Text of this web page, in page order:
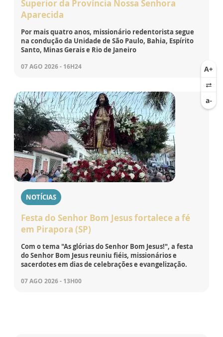
Superior da Província Nossa Senhora
Aparecida
Por mais quatro anos, missionário redentorista segue
na condução da Unidade de São Paulo, Bahia, Espírito
Santo, Minas Gerais e Rio de Janeiro
07 AGO 2026 - 16H24
NOTÍCIAS
Festa do Senhor Bom Jesus fortalece a fé
em Pirapora (SP)
Com o tema "As glórias do Senhor Bom Jesus!", a festa
do Senhor Bom Jesus reuniu fiéis, missionários e
sacerdotes em dias de celebrações e evangelização.
07 AGO 2026 - 13H00